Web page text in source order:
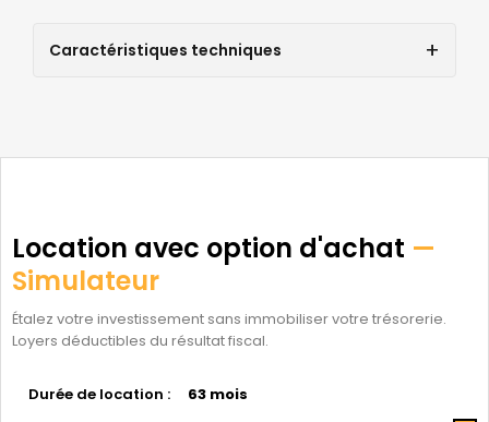
Caractéristiques techniques
Location avec option d'achat —
Simulateur
Étalez votre investissement sans immobiliser votre trésorerie.
Loyers déductibles du résultat fiscal.
Durée de location : 63 mois